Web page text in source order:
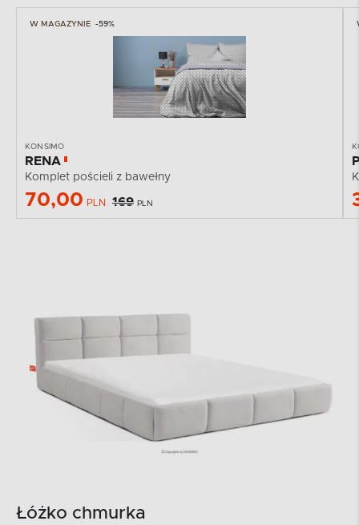
W MAGAZYNIE -59%
KONSIMO
RENA
Komplet pościeli z bawełny
70,00 PLN 169 PLN
Łóżko chmurka